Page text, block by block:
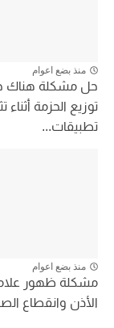
منذ بضع اعوام
حل مشكلة هناك
توزيع الحزمة أثناء
تطبيقات...
منذ بضع اعوام
مشكلة ظهور
الأذن وانقطاع